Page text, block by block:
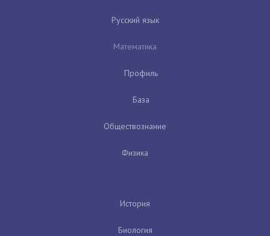
Русский язык
Математика
Профиль
База
Обществознание
Физика
История
Биология